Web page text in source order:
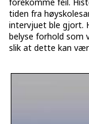
tiden fra
intervjuet ble gjort.
belyse forhold som
slik at dette kan